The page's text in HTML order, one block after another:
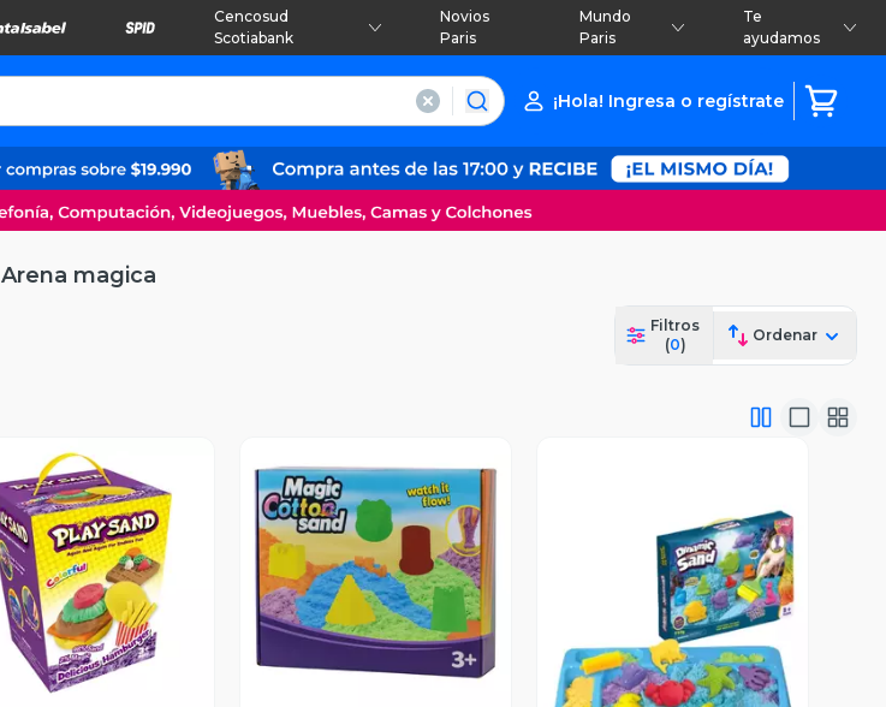
Cencosud
Scotiabank
Novios
Paris
Mundo
Paris
Te
ayudamos
¡Hola! Ingresa o regístrate
Arena magica
Filtros
(0)
Ordenar
Vista Previa Vista Previa
Vista Previa